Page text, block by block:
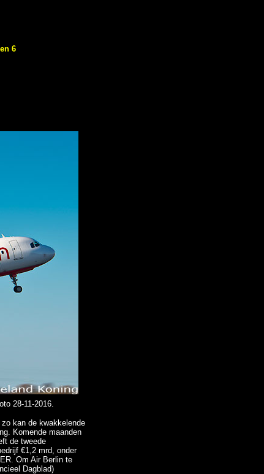
6
28-11-2016.
kan de kwakkelende
Komende maanden
de tweede
€1,2 mrd, onder
Om Air Berlin te
Dagblad)